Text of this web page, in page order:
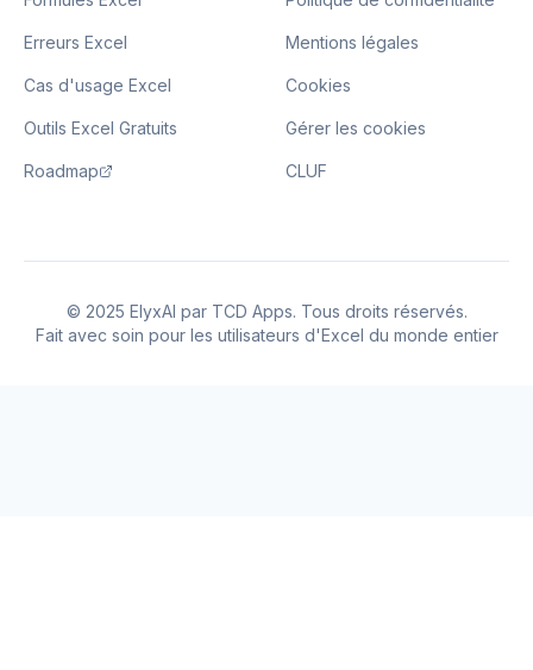
Erreurs Excel
Cas d'usage Excel
Outils Excel Gratuits
Roadmap
Mentions légales
Cookies
Gérer les cookies
CLUF
© 2025 ElyxAI par TCD Apps. Tous droits réservés.
Fait avec soin pour les utilisateurs d'Excel du monde entier